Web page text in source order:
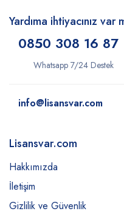
Yardıma ihtiyacınız var
0850 308 16 87
Whatsapp 7/24 Destek
info@lisansvar.com
Lisansvar.com
Hakkımızda
İletişim
Gizlilik ve Güvenlik